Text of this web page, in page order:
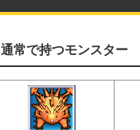
通常で持つモンスター